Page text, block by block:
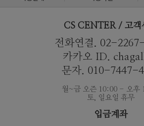
CS CENTER / 고객
전화연결. 02-
카카오 ID.
문자. 010-7447-
월~금 오즌 10:00 - 오후
토, 일요일 휴무
입금계좌